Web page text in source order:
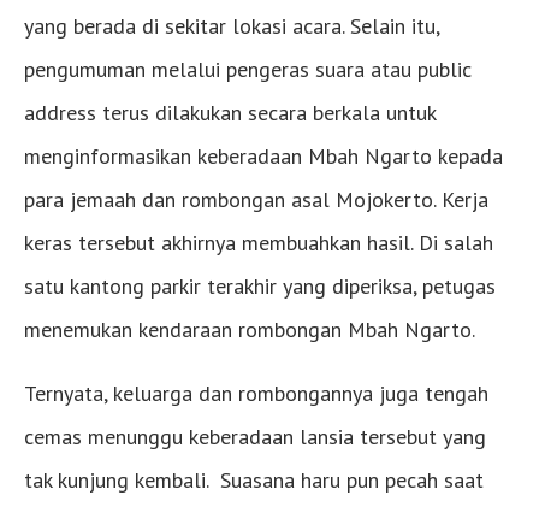
yang berada di sekitar lokasi acara. Selain itu,
pengumuman melalui pengeras suara atau public
address terus dilakukan secara berkala untuk
menginformasikan keberadaan Mbah Ngarto kepada
para jemaah dan rombongan asal Mojokerto. Kerja
keras tersebut akhirnya membuahkan hasil. Di salah
satu kantong parkir terakhir yang diperiksa, petugas
menemukan kendaraan rombongan Mbah Ngarto.
Ternyata, keluarga dan rombongannya juga tengah
cemas menunggu keberadaan lansia tersebut yang
tak kunjung kembali. Suasana haru pun pecah saat